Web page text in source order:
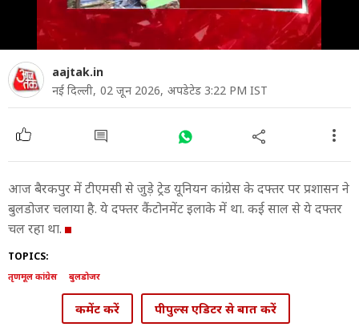
aajtak.in
नई दिल्ली, 02 जून 2026, अपडेटेड 3:22 PM IST
आज बैरकपुर में टीएमसी से जुड़े ट्रेड यूनियन कांग्रेस के दफ्तर पर प्रशासन ने
बुलडोजर चलाया है. ये दफ्तर कैंटोनमेंट इलाके में था. कई साल से ये दफ्तर
चल रहा था.
TOPICS:
तृणमूल कांग्रेस बुलडोजर
कमेंट करें पीपुल्स एडिटर से बात करें